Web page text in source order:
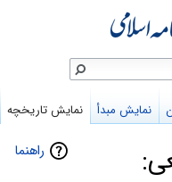
راهنما
نمایش مبدأ نمایش تاریخچه